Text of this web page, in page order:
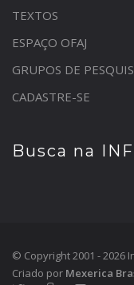
TEXTOS
ESPAÇO OFAJ
GRUPOS DE
CADASTRE-SE
Busca na
© Copyright 2001 - 2026
Criado por Mexerica